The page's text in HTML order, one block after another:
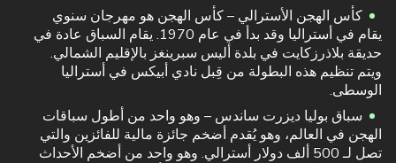
كأس الهجن الأسترالي – كأس الهجن هو مهرجان سنوي
يقام في أستراليا وقد بدأ في عام 1970. يقام السباق عادة في
حديقة بلاذرزكايت في بلدة أليس سبرينغز بالإقليم الشمالي.
ويتم تنظيم هذه البطولة من قِبل نادي أبيكس في أستراليا
الوسطى.
سباق بوليا ديزرت ساندس – وهو واحد من أطول سباقات
الهجن في العالم، وهو يُقدم أضخم جائزة مالية للفائزين والتي
تصل لـ 500 ألف دولار أسترالي. وهو واحد من أضخم الأحداث